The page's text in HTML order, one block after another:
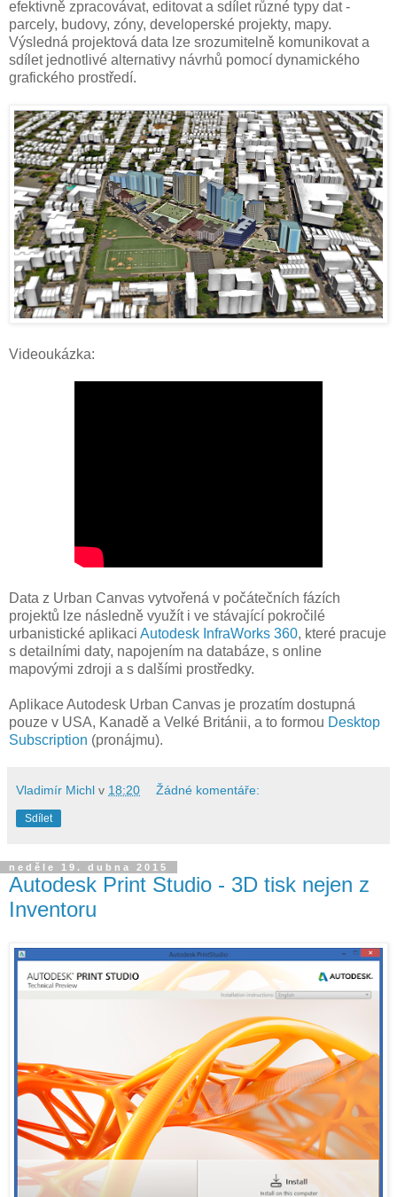
efektivně zpracovávat, editovat a sdílet různé typy dat -
parcely, budovy, zóny, developerské projekty, mapy.
Výsledná projektová data lze srozumitelně komunikovat a
sdílet jednotlivé alternativy návrhů pomocí dynamického
grafického prostředí.
Videoukázka:
Data z Urban Canvas vytvořená v počátečních fázích
projektů lze následně využít i ve stávající pokročilé
urbanistické aplikaci Autodesk InfraWorks 360, které pracuje
s detailními daty, napojením na databáze, s online
mapovými zdroji a s dalšími prostředky.
Aplikace Autodesk Urban Canvas je prozatím dostupná
pouze v USA, Kanadě a Velké Británii, a to formou Desktop
Subscription (pronájmu).
Vladimír Michl v 18:20 Žádné komentáře:
Sdílet
neděle 19. dubna 2015
Autodesk Print Studio - 3D tisk nejen z
Inventoru